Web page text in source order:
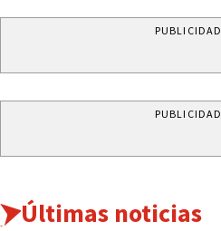
PUBLICIDAD
PUBLICIDAD
Últimas noticias